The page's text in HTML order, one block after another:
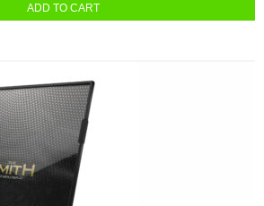
ADD TO CART